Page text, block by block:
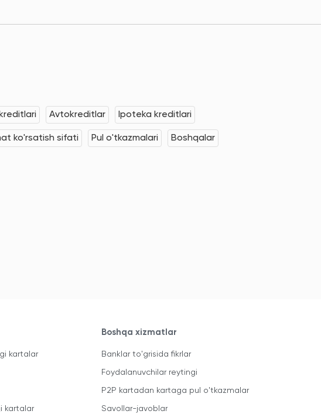
Avtokreditlar Ipoteka kreditlari
ko'rsatish sifati Pul o'tkazmalari Boshqalar
kartalar
kartalar
Boshqa xizmatlar
Banklar to'grisida fikrlar
Foydalanuvchilar reytingi
P2P kartadan kartaga pul o'tkazmalar
Savollar-javoblar